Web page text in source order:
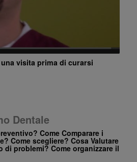
visita prima di curarsi
Dentale
Come Comparare i
Come scegliere? Cosa Valutare
di problemi? Come organizzare il